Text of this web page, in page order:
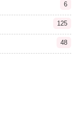
6
125
48